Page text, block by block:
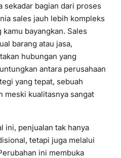
sekadar bagian dari proses
sales jauh lebih kompleks
bayangkan. Sales
barang atau jasa,
hubungan yang
antara perusahaan
yang tepat, sebuah
meski kualitasnya sangat
ini, penjualan tak hanya
tetapi juga melalui
ini membuka